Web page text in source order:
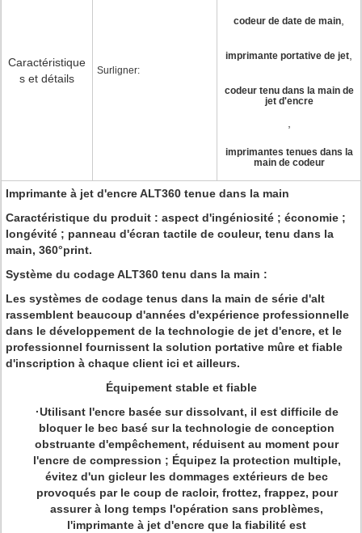
Caractéristique
s et détails
Surligner:
codeur de date de main
imprimante portative de jet
codeur tenu dans la main de
jet d'encre
imprimantes tenues dans la
main de codeur
Imprimante à jet d'encre ALT360 tenue dans la main
Caractéristique du produit : aspect d'ingéniosité ; économie ;
longévité ; panneau d'écran tactile de couleur, tenu dans la
main, 360°print.
Système du codage ALT360 tenu dans la main :
Les systèmes de codage tenus dans la main de série d'alt
rassemblent beaucoup d'années d'expérience professionnelle
dans le développement de la technologie de jet d'encre, et le
professionnel fournissent la solution portative mûre et fiable
d'inscription à chaque client ici et ailleurs.
Équipement stable et fiable
·Utilisant l'encre basée sur dissolvant, il est difficile de
bloquer le bec basé sur la technologie de conception
obstruante d'empêchement, réduisent au moment pour
l'encre de compression ; Équipez la protection multiple,
évitez d'un gicleur les dommages extérieurs de bec
provoqués par le coup de racloir, frottez, frappez, pour
assurer à long temps l'opération sans problèmes,
l'imprimante à jet d'encre que la fiabilité est